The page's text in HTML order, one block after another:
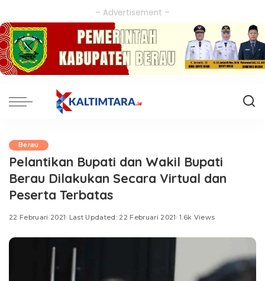
– Advertisement –
Berau
Pelantikan Bupati dan Wakil Bupati
Berau Dilakukan Secara Virtual dan
Peserta Terbatas
22 Februari 2021 Last Updated: 22 Februari 2021 1.6k Views